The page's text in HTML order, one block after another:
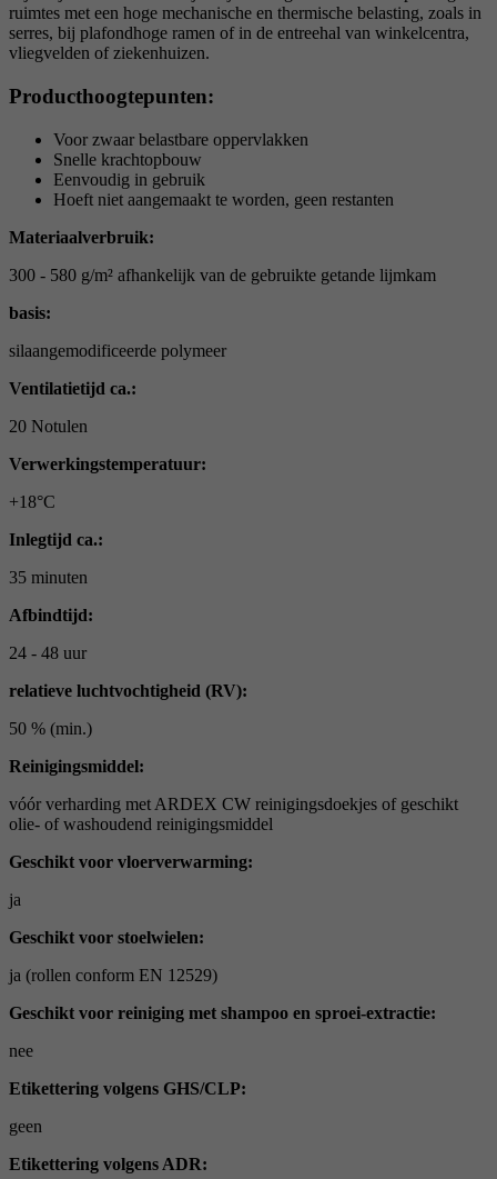
ruimtes met een hoge mechanische en thermische belasting, zoals in
serres, bij plafondhoge ramen of in de entreehal van winkelcentra,
vliegvelden of ziekenhuizen.
Producthoogtepunten:
Voor zwaar belastbare oppervlakken
Snelle krachtopbouw
Eenvoudig in gebruik
Hoeft niet aangemaakt te worden, geen restanten
Materiaalverbruik:
300 - 580 g/m² afhankelijk van de gebruikte getande lijmkam
basis:
silaangemodificeerde polymeer
Ventilatietijd ca.:
20 Notulen
Verwerkingstemperatuur:
+18°C
Inlegtijd ca.:
35 minuten
Afbindtijd:
24 - 48 uur
relatieve luchtvochtigheid (RV):
50 % (min.)
Reinigingsmiddel:
vóór verharding met ARDEX CW reinigingsdoekjes of geschikt
olie- of washoudend reinigingsmiddel
Geschikt voor vloerverwarming:
ja
Geschikt voor stoelwielen:
ja (rollen conform EN 12529)
Geschikt voor reiniging met shampoo en sproei-extractie:
nee
Etikettering volgens GHS/CLP:
geen
Etikettering volgens ADR: